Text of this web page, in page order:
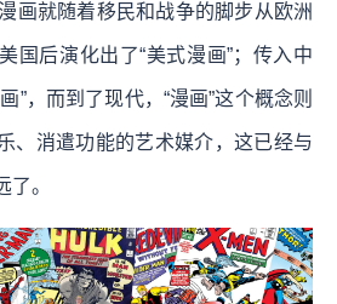
画就随着移民和战争的脚步从欧洲
国后演化出了“美式漫画”；传入中
”，而到了现代，“漫画”这个概念则
、消遣功能的艺术媒介，这已经与
。